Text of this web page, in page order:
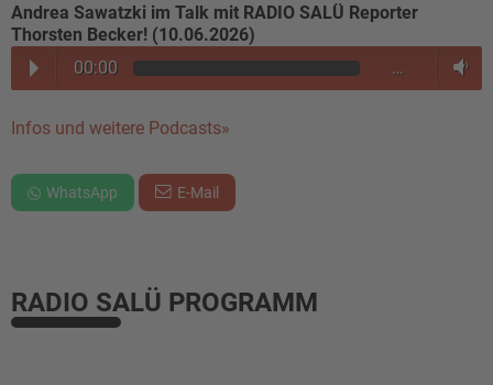
Andrea Sawatzki im Talk mit RADIO SALÜ Reporter
Thorsten Becker! (10.06.2026)
00:00
…
Infos und weitere Podcasts»
WhatsApp E-Mail
RADIO SALÜ PROGRAMM